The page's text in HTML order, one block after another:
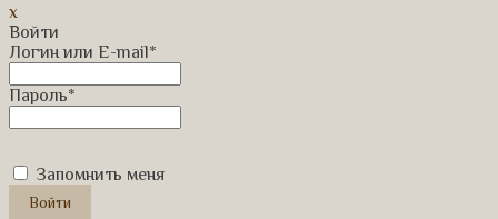
x
Войти
Логин или E-mail*
Пароль*
Запомнить меня